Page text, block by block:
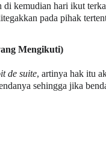
kemudian hari ikut
pada pihak
Mengikuti)
de suite, artinya hak itu
sehingga jika